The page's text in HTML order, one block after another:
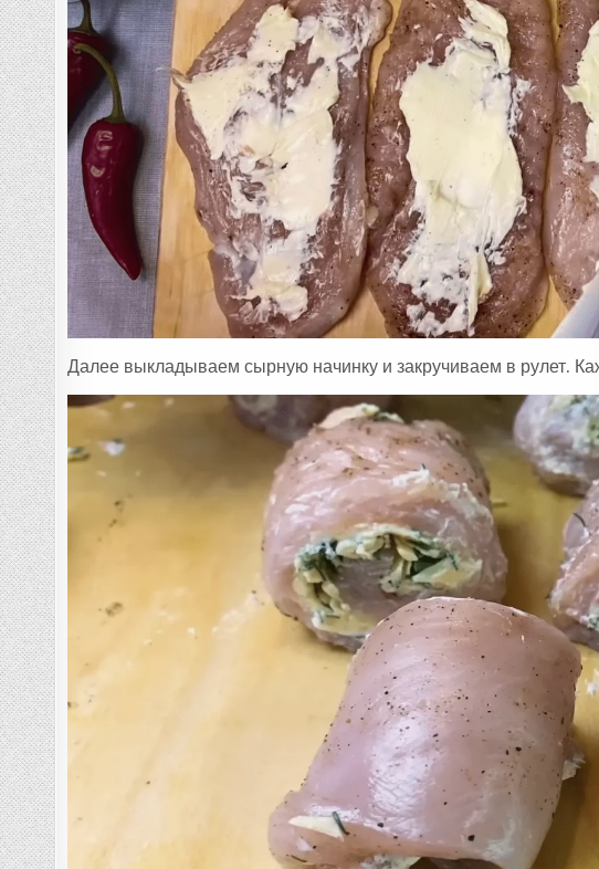
Далее выкладываем сырную начинку и закручиваем в рулет.